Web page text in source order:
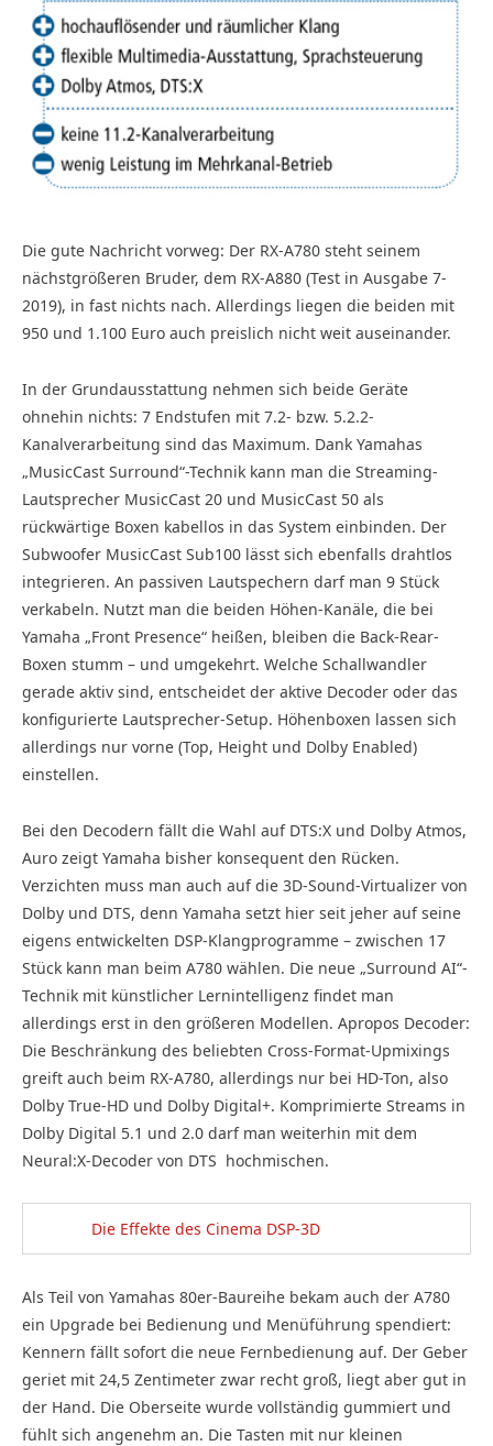
Die gute Nachricht vorweg: Der RX-A780 steht seinem
nächstgrößeren Bruder, dem RX-A880 (Test in Ausgabe 7-
2019), in fast nichts nach. Allerdings liegen die beiden mit
950 und 1.100 Euro auch preislich nicht weit auseinander.
In der Grundausstattung nehmen sich beide Geräte
ohnehin nichts: 7 Endstufen mit 7.2- bzw. 5.2.2-
Kanalverarbeitung sind das Maximum. Dank Yamahas
„MusicCast Surround“-Technik kann man die Streaming-
Lautsprecher MusicCast 20 und MusicCast 50 als
rückwärtige Boxen kabellos in das System einbinden. Der
Subwoofer MusicCast Sub100 lässt sich ebenfalls drahtlos
integrieren. An passiven Lautspechern darf man 9 Stück
verkabeln. Nutzt man die beiden Höhen-Kanäle, die bei
Yamaha „Front Presence“ heißen, bleiben die Back-Rear-
Boxen stumm – und umgekehrt. Welche Schallwandler
gerade aktiv sind, entscheidet der aktive Decoder oder das
konfigurierte Lautsprecher-Setup. Höhenboxen lassen sich
allerdings nur vorne (Top, Height und Dolby Enabled)
einstellen.
Bei den Decodern fällt die Wahl auf DTS:X und Dolby Atmos,
Auro zeigt Yamaha bisher konsequent den Rücken.
Verzichten muss man auch auf die 3D-Sound-Virtualizer von
Dolby und DTS, denn Yamaha setzt hier seit jeher auf seine
eigens entwickelten DSP-Klangprogramme – zwischen 17
Stück kann man beim A780 wählen. Die neue „Surround AI“-
Technik mit künstlicher Lernintelligenz findet man
allerdings erst in den größeren Modellen. Apropos Decoder:
Die Beschränkung des beliebten Cross-Format-Upmixings
greift auch beim RX-A780, allerdings nur bei HD-Ton, also
Dolby True-HD und Dolby Digital+. Komprimierte Streams in
Dolby Digital 5.1 und 2.0 darf man weiterhin mit dem
Neural:X-Decoder von DTS hochmischen.
Die Effekte des Cinema DSP-3D
Als Teil von Yamahas 80er-Baureihe bekam auch der A780
ein Upgrade bei Bedienung und Menüführung spendiert:
Kennern fällt sofort die neue Fernbedienung auf. Der Geber
geriet mit 24,5 Zentimeter zwar recht groß, liegt aber gut in
der Hand. Die Oberseite wurde vollständig gummiert und
fühlt sich angenehm an. Die Tasten mit nur kleinen